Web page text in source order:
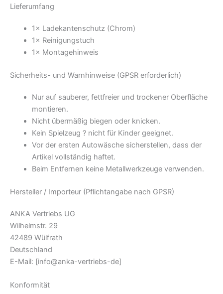
Lieferumfang
1× Ladekantenschutz (Chrom)
1× Reinigungstuch
1× Montagehinweis
Sicherheits- und Warnhinweise (GPSR erforderlich)
Nur auf sauberer, fettfreier und trockener Oberfläche
montieren.
Nicht übermäßig biegen oder knicken.
Kein Spielzeug ? nicht für Kinder geeignet.
Vor der ersten Autowäsche sicherstellen, dass der
Artikel vollständig haftet.
Beim Entfernen keine Metallwerkzeuge verwenden.
Hersteller / Importeur (Pflichtangabe nach GPSR)
ANKA Vertriebs UG
Wilhelmstr. 29
42489 Wülfrath
Deutschland
E-Mail: [info@anka-vertriebs-de]
Konformität